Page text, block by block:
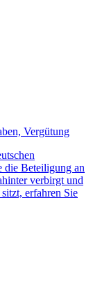
Vergütung
die Beteiligung an
verbirgt und
erfahren Sie